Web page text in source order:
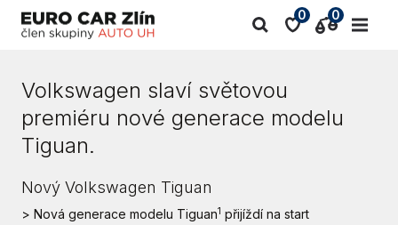
0 0
Volkswagen slaví světovou
premiéru nové generace modelu
Tiguan.
Nový Volkswagen Tiguan
> Nová generace modelu Tiguan1 přijíždí na start